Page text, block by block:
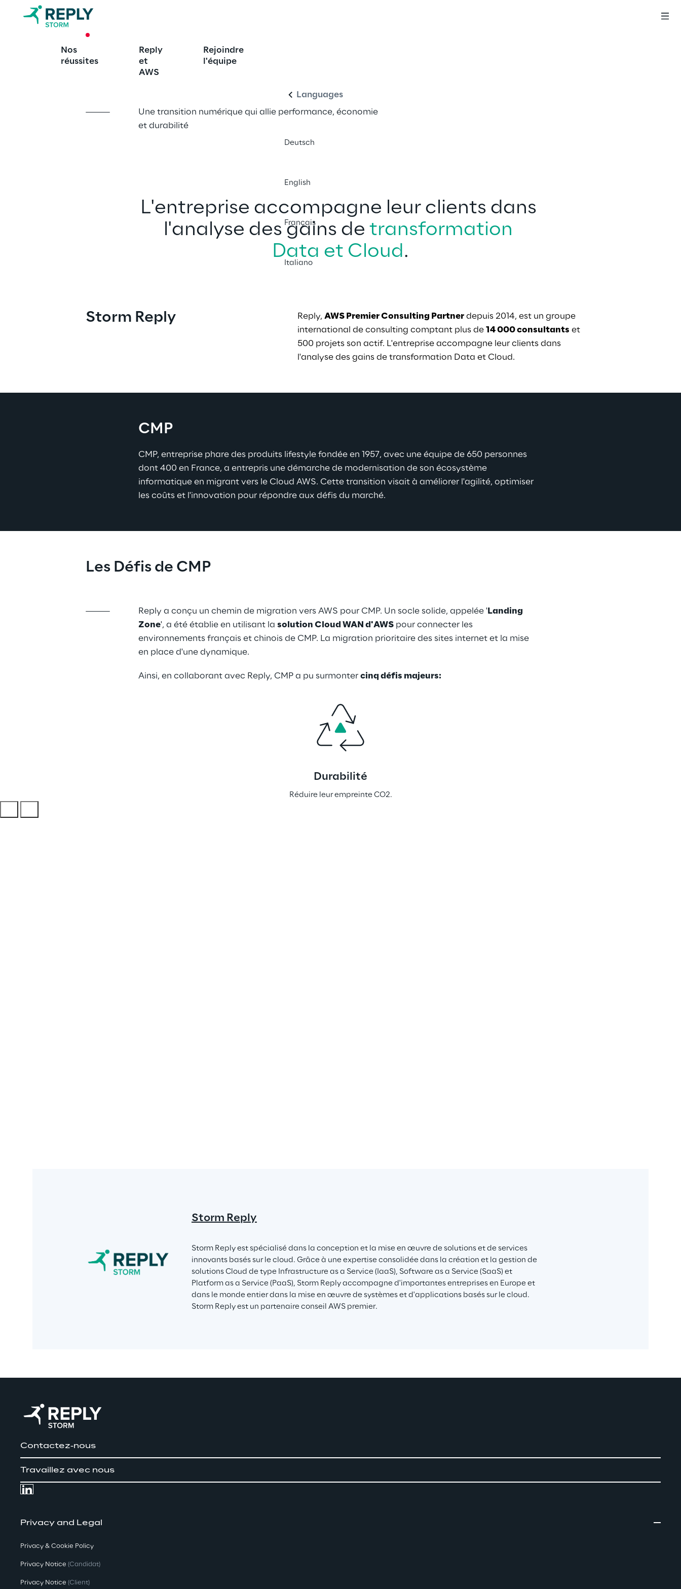
Nos
réussites
Reply
et
AWS
Rejoindre
l'équipe
Languages
Deutsch
English
Français
Italiano
Étude de cas | CMP
Une transition numérique qui allie performance, économie
et durabilité
L'entreprise accompagne leur clients dans
l'analyse des gains de transformation
Data et Cloud.
Storm Reply Reply, AWS Premier Consulting Partner depuis 2014, est un groupe
international de consulting comptant plus de 14 000 consultants et
500 projets son actif. L'entreprise accompagne leur clients dans
l'analyse des gains de transformation Data et Cloud.
CMP
CMP, entreprise phare des produits lifestyle fondée en 1957, avec une équipe de 650 personnes
dont 400 en France, a entrepris une démarche de modernisation de son écosystème
informatique en migrant vers le Cloud AWS. Cette transition visait à améliorer l'agilité, optimiser
les coûts et l'innovation pour répondre aux défis du marché.
Les Défis de CMP
Reply a conçu un chemin de migration vers AWS pour CMP. Un socle solide, appelée ' Landing
Zone', a été établie en utilisant la solution Cloud WAN d'AWS pour connecter les
environnements français et chinois de CMP. La migration prioritaire des sites internet et la mise
en place d'une dynamique.
Ainsi, en collaborant avec Reply, CMP a pu surmonter cinq défis majeurs:
Durabilité
Réduire leur empreinte CO2.
Storm Reply
Storm Reply est spécialisé dans la conception et la mise en œuvre de solutions et de services
innovants basés sur le cloud. Grâce à une expertise consolidée dans la création et la gestion de
solutions Cloud de type Infrastructure as a Service (IaaS), Software as a Service (SaaS) et
Platform as a Service (PaaS), Storm Reply accompagne d'importantes entreprises en Europe et
dans le monde entier dans la mise en œuvre de systèmes et d'applications basés sur le cloud.
Storm Reply est un partenaire conseil AWS premier.
Contactez-nous
Travaillez avec nous
Privacy and Legal
Privacy & Cookie Policy
Privacy Notice (Candidat)
Privacy Notice (Client)